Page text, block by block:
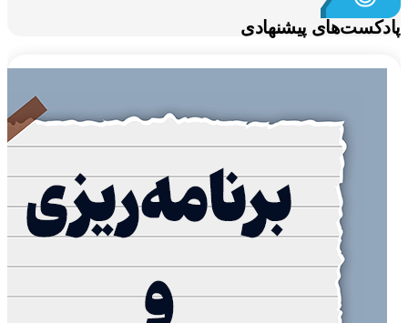
پیشنهادی